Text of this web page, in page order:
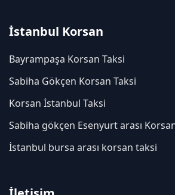
İstanbul Korsan
Bayrampaşa Korsan Taksi
Sabiha Gökçen Korsan Taksi
Korsan İstanbul Taksi
Sabiha gökçen Esenyurt arası
İstanbul bursa arası korsan taksi